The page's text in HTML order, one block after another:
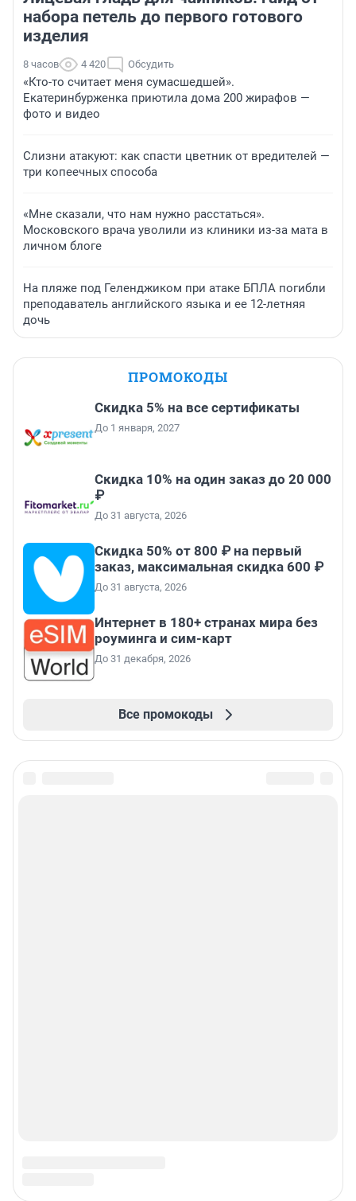
набора петель до первого готового
изделия
8 часов 4 420 Обсудить
«Кто-то считает меня сумасшедшей».
Екатеринбурженка приютила дома 200 жирафов —
фото и видео
Слизни атакуют: как спасти цветник от вредителей —
три копеечных способа
«Мне сказали, что нам нужно расстаться».
Московского врача уволили из клиники из-за мата в
личном блоге
На пляже под Геленджиком при атаке БПЛА погибли
преподаватель английского языка и ее 12-летняя
дочь
ПРОМОКОДЫ
Скидка 5% на все сертификаты
До 1 января, 2027
Скидка 10% на один заказ до 20 000
₽
До 31 августа, 2026
Скидка 50% от 800 ₽ на первый
заказ, максимальная скидка 600 ₽
До 31 августа, 2026
Интернет в 180+ странах мира без
роуминга и сим-карт
До 31 декабря, 2026
Все промокоды